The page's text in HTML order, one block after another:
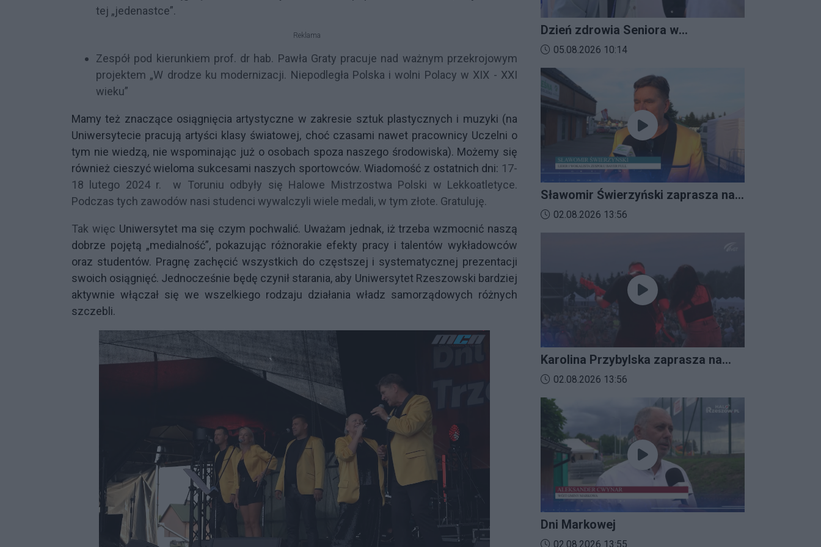
tej „jedenastce”.
Reklama
Zespół pod kierunkiem prof. dr hab. Pawła Graty pracuje nad ważnym przekrojowym
projektem „W drodze ku modernizacji. Niepodległa Polska i wolni Polacy w XIX - XXI
wieku”
Mamy też znaczące osiągnięcia artystyczne w zakresie sztuk plastycznych i muzyki (na
Uniwersytecie pracują artyści klasy światowej, choć czasami nawet pracownicy Uczelni o
tym nie wiedzą, nie wspominając już o osobach spoza naszego środowiska). Możemy się
również cieszyć wieloma sukcesami naszych sportowców. Wiadomość z ostatnich dni: 17-
18 lutego 2024 r. w Toruniu odbyły się Halowe Mistrzostwa Polski w Lekkoatletyce.
Podczas tych zawodów nasi studenci wywalczyli wiele medali, w tym złote. Gratuluję.
Tak więc Uniwersytet ma się czym pochwalić. Uważam jednak, iż trzeba wzmocnić naszą
dobrze pojętą „medialność”, pokazując różnorakie efekty pracy i talentów wykładowców
oraz studentów. Pragnę zachęcić wszystkich do częstszej i systematycznej prezentacji
swoich osiągnięć. Jednocześnie będę czynił starania, aby Uniwersytet Rzeszowski bardziej
aktywnie włączał się we wszelkiego rodzaju działania władz samorządowych różnych
szczebli.
Dzień zdrowia Seniora w
Bratkowicach
Data dodania materiału wideo:
05.08.2026 10:14
Sławomir Świerzyński zaprasza na
Imprezalia 2026
Data dodania materiału wideo:
02.08.2026 13:56
Karolina Przybylska zaprasza na
Imprezalia 2026
Data dodania materiału wideo:
02.08.2026 13:56
Dni Markowej
Data dodania materiału wideo:
02.08.2026 13:55